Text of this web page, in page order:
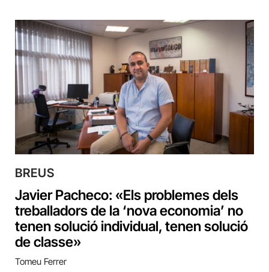
BREUS
Javier Pacheco: «Els problemes dels
treballadors de la ‘nova economia’ no
tenen solució individual, tenen solució
de classe»
Tomeu Ferrer